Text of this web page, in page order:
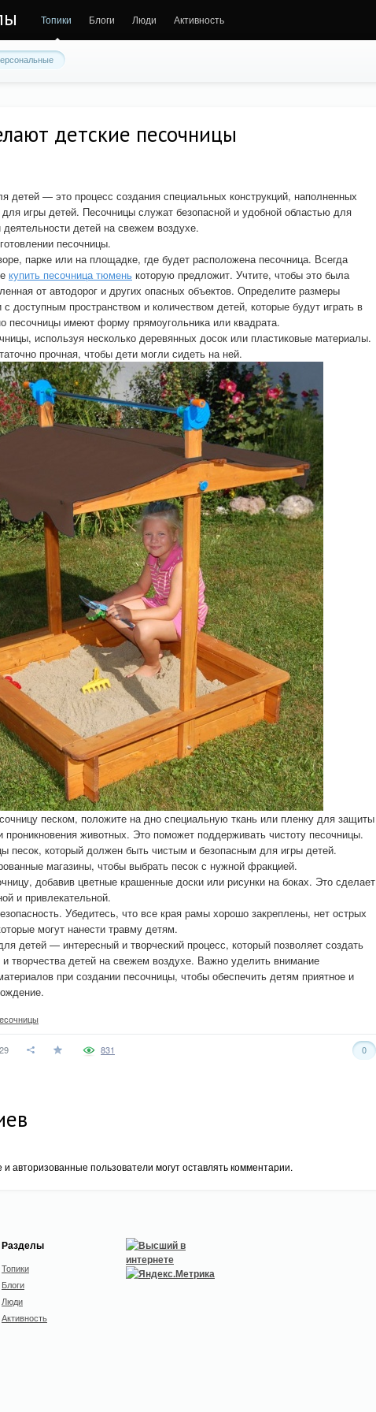
Топики Блоги Люди Активность
детские песочницы
детей — это процесс создания специальных конструкций, наполненных
игры детей. Песочницы служат безопасной и удобной областью для
деятельности детей на свежем воздухе.
песочницы.
парке или на площадке, где будет расположена песочница. Всегда
купить песочница тюмень которую предложит. Учтите, чтобы это была
от автодорог и других опасных объектов. Определите размеры
с доступным пространством и количеством детей, которые будут играть в
песочницы имеют форму прямоугольника или квадрата.
используя несколько деревянных досок или пластиковые материалы.
прочная, чтобы дети могли сидеть на ней.
песком, положите на дно специальную ткань или пленку для защиты
проникновения животных. Это поможет поддерживать чистоту песочницы.
песок, который должен быть чистым и безопасным для игры детей.
магазины, чтобы выбрать песок с нужной фракцией.
добавив цветные крашенные доски или рисунки на боках. Это сделает
и привлекательной.
Убедитесь, что все края рамы хорошо закреплены, нет острых
могут нанести травму детям.
детей — интересный и творческий процесс, который позволяет создать
творчества детей на свежем воздухе. Важно уделить внимание
при создании песочницы, чтобы обеспечить детям приятное и
0
831
и авторизованные пользователи могут оставлять комментарии.
Разделы
Топики
Блоги
Люди
Активность